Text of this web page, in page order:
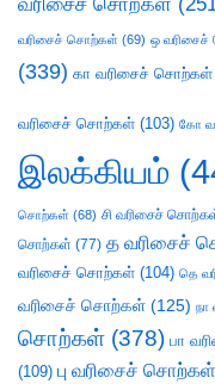
வரிசைச் சொற்கள் (69) ஒ
(339) கா வரிசைச் சொற்கள்
வரிசைச் சொற்கள் (103) கோ
இலக்கியம்
சொற்கள் (68) சி வரிசைச்
சொற்கள் (77) த வரிசைச்
வரிசைச் சொற்கள் (104) தெ
வரிசைச் சொற்கள் (125) நா
சொற்கள் (378) பா
(109) பு வரிசைச் சொற்கள்